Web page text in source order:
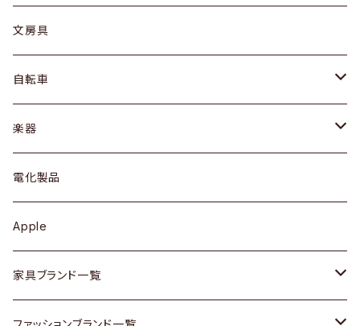
デスク / コンソール
ドレッサー
シェルフ
キュリオケース / 飾り棚
カップボード / 食器棚
チェスト
その他家具
ピアス / イヤリング
バッグ
アウター
トップス
ワンピース
ボトムス
靴
スカーフ
カップ / マグ
プレート / ボウル
カトラリー
ケトル / ティーポット
鍋 / フライパン
Vintage / ヴィンテージ
銀製品
文房具
自転車
dahon
楽器
ギター
ベース
その他楽器
電化製品
Apple
家具ブランド一覧
ACME Furniture / アクメ ファニチャー